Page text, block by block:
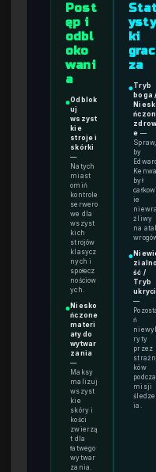
Post
ęp i
odbl
oko
wani
a
●Odblok
uj
wszyst
kie
stroje i
skórki
—
Natych
miast
omiń
kontrole
serwero
we dla
wszyst
kich
strojów
klasycz
nych i
społecz
nościow
ych.
● Niesko
ńczone
materi
ały do
wytwar
zania
—
Maksy
malizuj
wszyst
kie
skóry i
kości
zwierzą
t dla
łatwego
wytwar
zania.
ysty
ki
grac
za
●Tryb
boga /
e —
Spraw,
by
Edward
był
ie
niewra
żliwy
na
●
zialno
ść /
Tryb
—
ń
ryty
przez
ków
misji
ia.